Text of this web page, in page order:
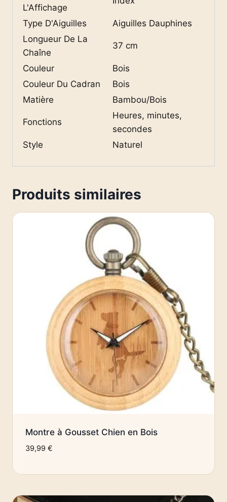
L'Affichage
Type D'Aiguilles
Aiguilles Dauphines
Longueur De La
Chaîne
37 cm
Couleur
Bois
Couleur Du Cadran
Bois
Matière
Bambou/Bois
Fonctions
Heures, minutes,
secondes
Style
Naturel
Produits similaires
Montre à Gousset Chien en Bois
39,99 €